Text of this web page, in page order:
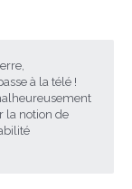
à la télé !
la notion de